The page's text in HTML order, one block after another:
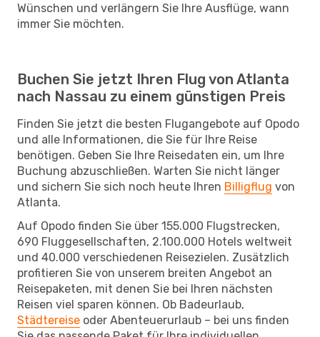
Wünschen und verlängern Sie Ihre Ausflüge, wann
immer Sie möchten.
Buchen Sie jetzt Ihren Flug von Atlanta
nach Nassau zu einem günstigen Preis
Finden Sie jetzt die besten Flugangebote auf Opodo
und alle Informationen, die Sie für Ihre Reise
benötigen. Geben Sie Ihre Reisedaten ein, um Ihre
Buchung abzuschließen. Warten Sie nicht länger
und sichern Sie sich noch heute Ihren Billigflug von
Atlanta.
Auf Opodo finden Sie über 155.000 Flugstrecken,
690 Fluggesellschaften, 2.100.000 Hotels weltweit
und 40.000 verschiedenen Reisezielen. Zusätzlich
profitieren Sie von unserem breiten Angebot an
Reisepaketen, mit denen Sie bei Ihren nächsten
Reisen viel sparen können. Ob Badeurlaub,
Städtereise oder Abenteuerurlaub – bei uns finden